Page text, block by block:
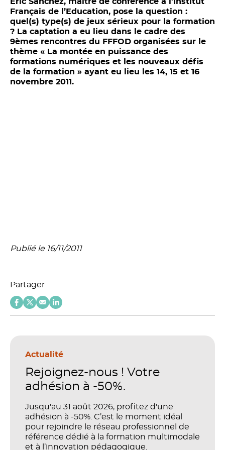
Français de l’Education, pose la question :
quel(s) type(s) de jeux sérieux pour la formation
? La captation a eu lieu dans le cadre des
9èmes rencontres du FFFOD organisées sur le
thème « La montée en puissance des
formations numériques et les nouveaux défis
de la formation » ayant eu lieu les 14, 15 et 16
novembre 2011.
Publié le 16/11/2011
Partager
Actualité
Rejoignez-nous ! Votre
adhésion à -50%.
Jusqu'au 31 août 2026, profitez d'une
adhésion à -50%. C’est le moment idéal
pour rejoindre le réseau professionnel de
référence dédié à la formation multimodale
et à l’innovation pédagogique.